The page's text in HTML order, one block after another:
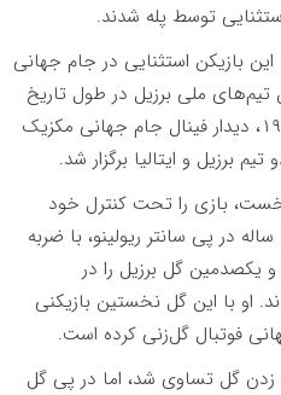
توسط پله شدند.
این بازیکن استثنایی در جام جهانى
تیم‌هاى ملی برزیل در طول تاریخ
این کشور بود. در روز ۲۱ ژوئن ۱۹۷۰، دیدار فینال جام جهانى مکزیک
بازى را تحت کنترل خود
داشتند. در دقیقه ۱۸ اما، پله‌ی ۲۹ ساله در پى سانتر ریولینو، با ضربه
و یکصدمین گل برزیل را در
او با این گل نخستین بازیکنی
فوتبال گل‌زنی کرده است.
زدن گل تساوى شد، اما در پى گل